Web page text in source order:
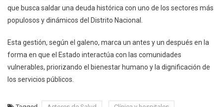
que busca saldar una deuda histórica con uno de los sectores más
populosos y dinámicos del Distrito Nacional.
Esta gestión, según el galeno, marca un antes y un después en la
forma en que el Estado interactúa con las comunidades
vulnerables, priorizando el bienestar humano y la dignificación de
los servicios públicos.